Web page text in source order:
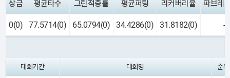
상금 평균타수 그린적중률 평균퍼팅 리커버리율 파브레
0(0) 77.5714(0) 65.0794(0) 34.4286(0) 31.8182(0) -
대회기간 대회명 순위